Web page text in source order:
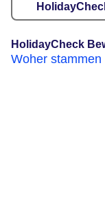
HolidayCheck
Woher